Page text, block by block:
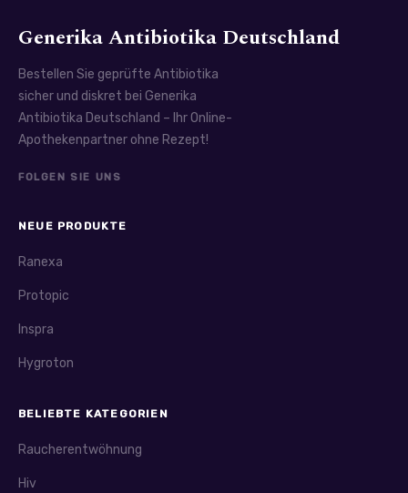
Generika Antibiotika Deutschland
Bestellen Sie geprüfte Antibiotika
sicher und diskret bei Generika
Antibiotika Deutschland – Ihr Online-
Apothekenpartner ohne Rezept!
FOLGEN SIE UNS
NEUE PRODUKTE
Ranexa
Protopic
Inspra
Hygroton
BELIEBTE KATEGORIEN
Raucherentwöhnung
Hiv